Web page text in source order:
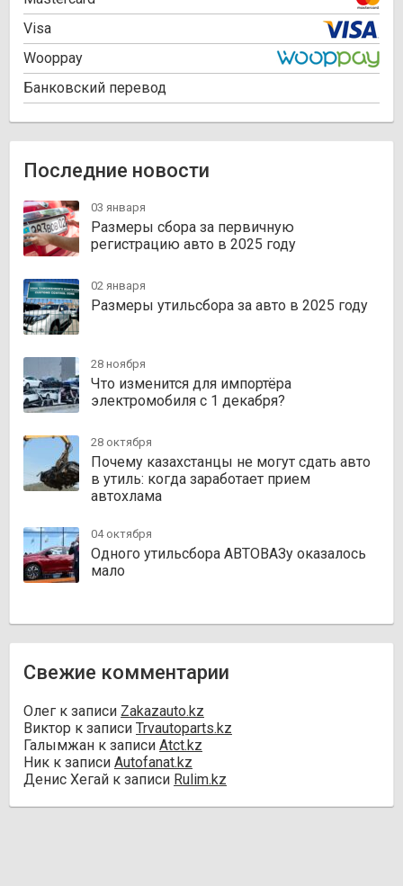
Visa
Wooppay
Банковский перевод
Последние новости
03 января
Размеры сбора за первичную
регистрацию авто в 2025 году
02 января
Размеры утильсбора за авто в 2025 году
28 ноября
Что изменится для импортёра
электромобиля с 1 декабря?
28 октября
Почему казахстанцы не могут сдать авто
в утиль: когда заработает прием
автохлама
04 октября
Одного утильсбора АВТОВАЗу оказалось
мало
Свежие комментарии
Олег к записи Zakazauto.kz
Виктор к записи Trvautoparts.kz
Галымжан к записи Atct.kz
Ник к записи Autofanat.kz
Денис Хегай к записи Rulim.kz